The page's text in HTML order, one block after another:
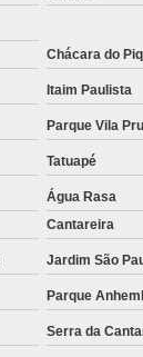
Chácara do
Itaim Paulista
Parque Vila
Tatuapé
Água Rasa
Cantareira
Jardim São
Parque
Serra da